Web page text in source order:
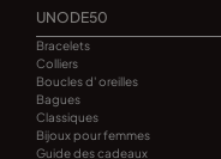
UNODE50
Bracelets
Colliers
Boucles d' oreilles
Bagues
Classiques
Bijoux pour femmes
Guide des cadeaux